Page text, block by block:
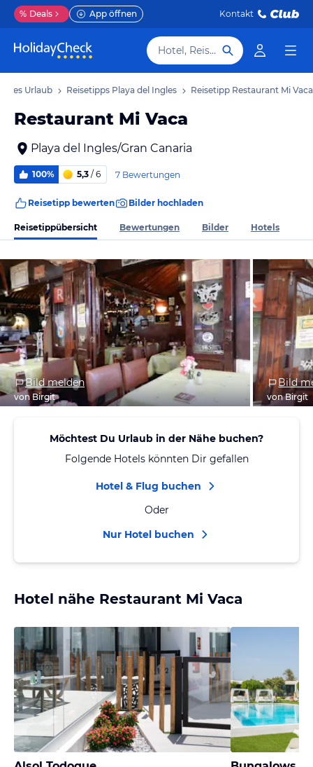
% Deals App öffnen Kontakt
Hotel, Reiseziel
Urlaub Reisetipps Playa del Ingles Reisetipp Restaurant Mi Vaca
Restaurant Mi Vaca
Playa del Ingles/Gran Canaria
100% 5,3 / 6 7 Bewertungen
Reisetipp bewerten Bilder hochladen
Reisetippübersicht Bewertungen Bilder Hotels
Bild melden
von Birgit
Bild
von Birgit
Möchtest Du Urlaub in der Nähe buchen?
Folgende Hotels könnten Dir gefallen
Hotel & Flug buchen
Oder
Nur Hotel buchen
Hotel nähe Restaurant Mi Vaca